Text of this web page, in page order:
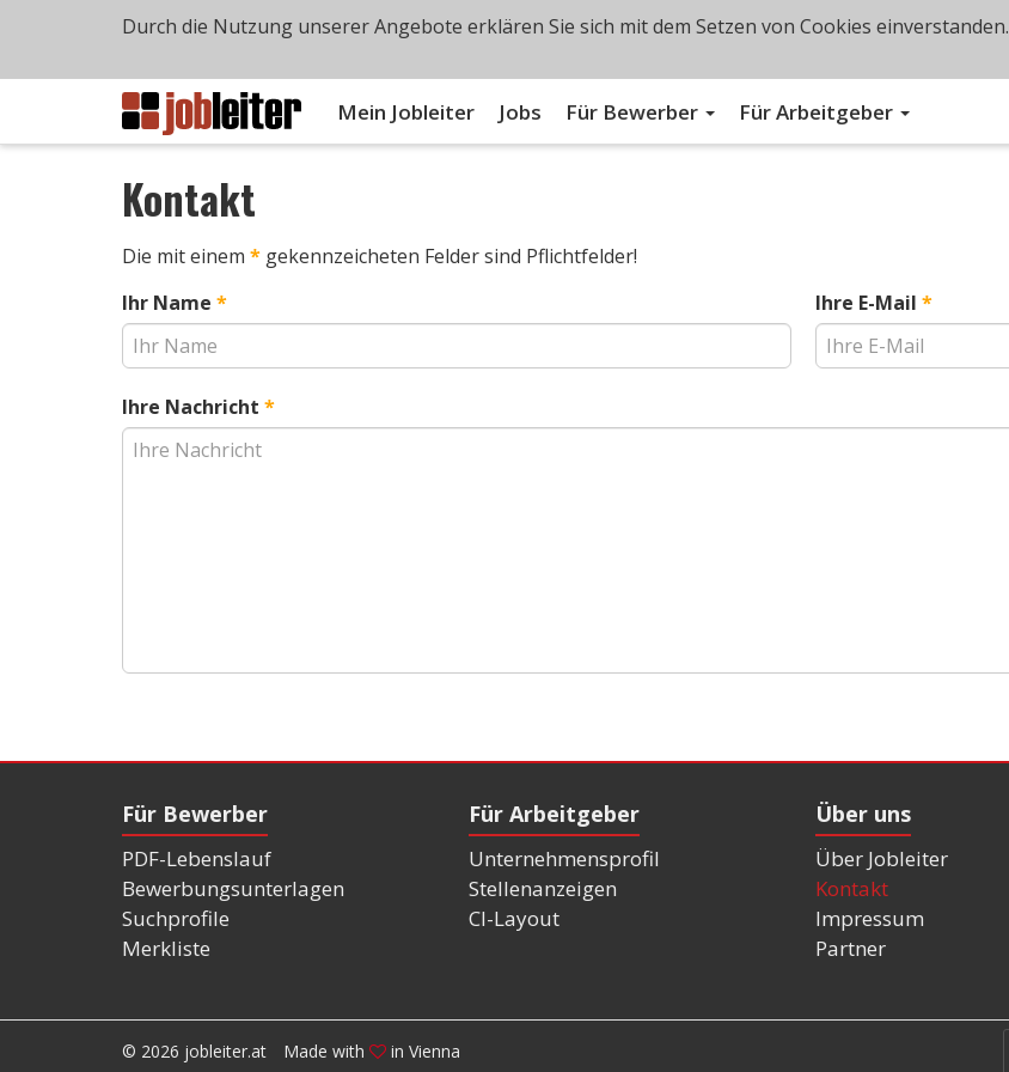
Mein Jobleiter Jobs Für Bewerber Für Arbeitgeber
Kontakt
Die mit einem * gekennzeicheten Felder sind Pflichtfelder!
Ihr Name * Ihre E-Mail *
Ihre Nachricht *
Für Bewerber
PDF-Lebenslauf
Bewerbungsunterlagen
Suchprofile
Merkliste
Für Arbeitgeber
Unternehmensprofil
Stellenanzeigen
CI-Layout
Über uns
Über Jobleiter
Kontakt
Impressum
Partner
© 2026 jobleiter.at Made with in Vienna
Durch die Nutzung unserer Angebote erklären Sie sich mit dem Setzen von Cookies einverstanden.